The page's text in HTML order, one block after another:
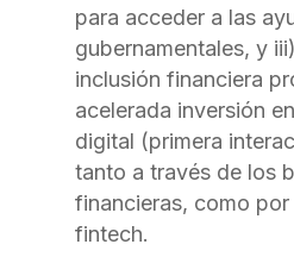
para acceder a las
gubernamentales, y
inclusión financiera
acelerada inversión
digital (primera
tanto a través de los
financieras, como por
fintech.